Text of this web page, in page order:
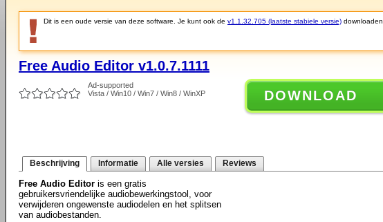
Dit is een oude versie van deze software. Je kunt ook de v1.1.32.705 (laatste stabiele versie) downloaden.
Free Audio Editor v1.0.7.1111
Ad-supported
Vista / Win10 / Win7 / Win8 / WinXP
DOWNLOAD
Beschrijving Informatie Alle versies Reviews
Free Audio Editor is een gratis
gebruikersvriendelijke audiobewerkingstool, voor
verwijderen ongewenste audiodelen en het splitsen
van audiobestanden.